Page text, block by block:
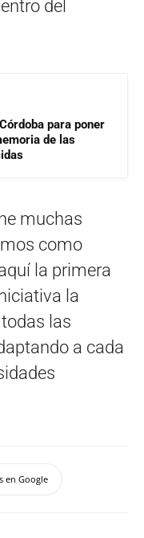
del
para poner
de las
muchas
como
la primera
la
las
a cada
en Google